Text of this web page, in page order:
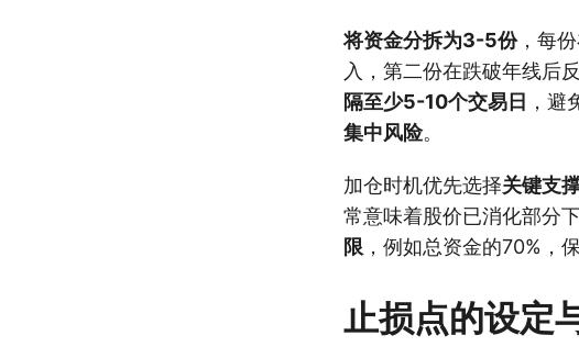
将资金分拆为3-5份，每
入，第二份在跌破年线后
隔至少5-10个交易日 ，避
集中风险。
加仓时机优先选择关键支
常意味着股价已消化部分
限 ，例如总资金的70%，
止损点的设定